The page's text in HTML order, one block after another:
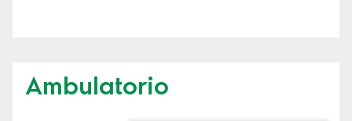
Ambulatorio